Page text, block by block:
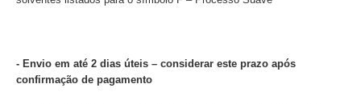
- Envio em até 2 dias úteis – considerar este prazo após
confirmação de pagamento